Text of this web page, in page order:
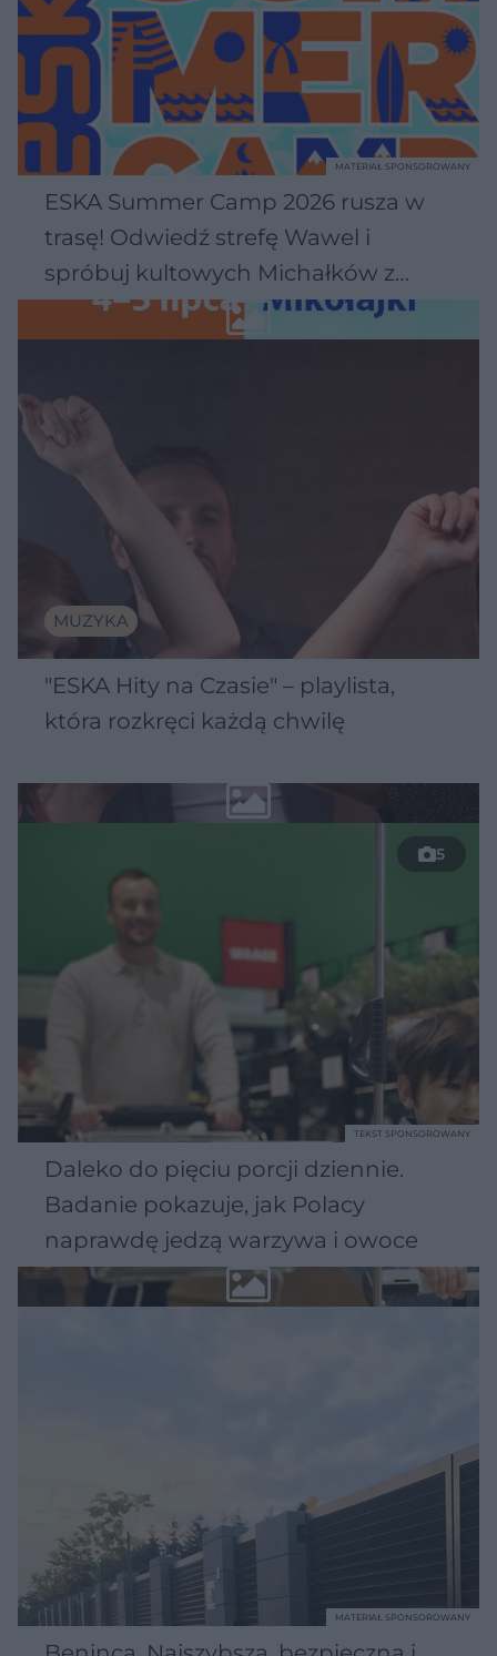
ESKA Summer Camp 2026 rusza w
trasę! Odwiedź strefę Wawel i
spróbuj kultowych Michałków z
Wawelu
MATERIAŁ SPONSOROWANY
MUZYKA
"ESKA Hity na Czasie" – playlista,
która rozkręci każdą chwilę
5
Daleko do pięciu porcji dziennie.
Badanie pokazuje, jak Polacy
naprawdę jedzą warzywa i owoce
TEKST SPONSOROWANY
MATERIAŁ SPONSOROWANY